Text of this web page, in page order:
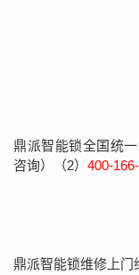
鼎派智能锁全国统
咨询）（2） 400-
鼎派智能锁维修上门